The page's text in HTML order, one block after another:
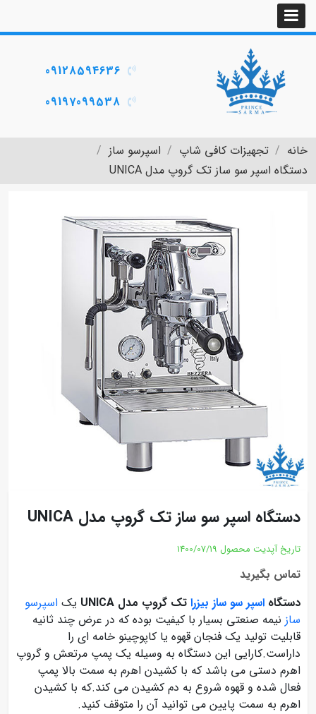
09128594636
09197099538
خانه تجهیزات کافی شاپ
اسپرسو ساز
دستگاه اسپر سو ساز تک گروپ مدل UNICA
دستگاه اسپر سو ساز تک گروپ مدل UNICA
تاریخ آپدیت محصول 1400/07/19
تماس بگیرید
دستگاه اسپر سو ساز بیزرا تک گروپ مدل UNICA یک اسپرسو
ساز نیمه صنعتی بسیار با کیفیت بوده که در عرض چند ثانیه
قابلیت تولید یک فنجان قهوه یا کاپوچینو خامه ای را
داراست.کارایی این دستگاه به وسیله یک پمپ مرتعش و گروپ
اهرم دستی می باشد که با کشیدن اهرم به سمت بالا پمپ
فعال شده و قهوه شروع به دم کشیدن می کند.که با کشیدن
اهرم به سمت پایین می توانید آن را متوقف کنید.